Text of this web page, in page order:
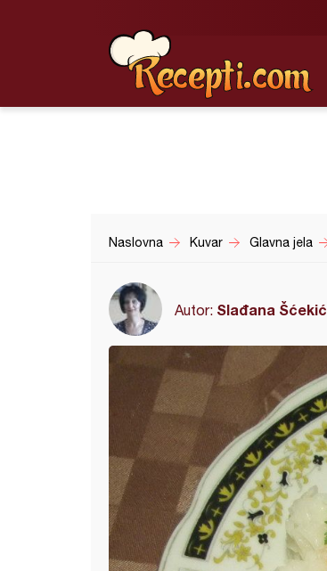
Naslovna Kuvar Glavna jela
Autor: Slađana Šćekić